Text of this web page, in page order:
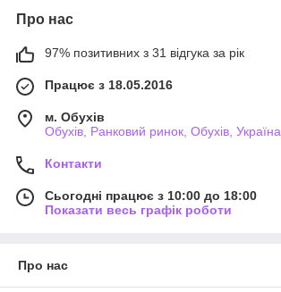
Про нас
97% позитивних з 31 відгука за рік
Працює з 18.05.2016
м. Обухів
Обухів, Ранковий ринок, Обухів, Україна
Контакти
Сьогодні працює з 10:00 до 18:00
Показати весь графік роботи
Про нас